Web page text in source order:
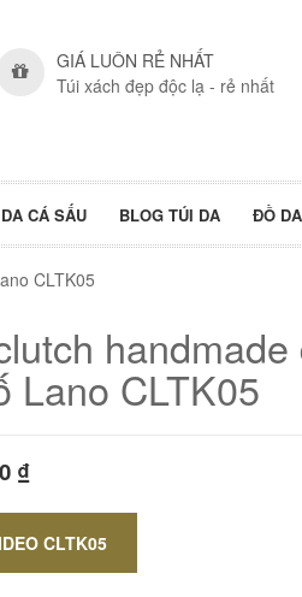
GIÁ LUÔN RẺ NHẤT
Túi xách đẹp độc lạ - rẻ nhất
CÁ SẤU BLOG TÚI DA ĐỒ
CLTK05
Lano CLTK05
₫
CLTK05